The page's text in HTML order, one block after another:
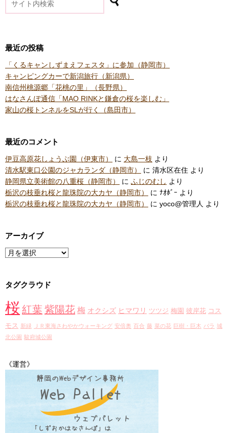
最近の投稿
「くるキャンしずまえフェスタ」に参加（静岡市）
キャンピングカーで新潟旅行（新潟県）
南信州桃源郷「花桃の里」（長野県）
はなさんぽ通信「MAO RINKと鎌倉の桜を楽しむ」
家山の桜トンネルをSLが行く（島田市）
最近のコメント
伊豆高原花しょうぶ園（伊東市） に 大島一枝 より
清水駅東口公園のジャカランダ（静岡市）
に 清水区在住 より
静岡県立美術館の八重桜（静岡市）
に ふじのむし より
栃沢の枝垂れ桜と龍珠院の大カヤ（静岡市）
に ﾅｵﾎﾞｰ より
栃沢の枝垂れ桜と龍珠院の大カヤ（静岡市）
に yoco@管理人 より
アーカイブ
ア
イ
タグクラウド
桜 紅葉 紫陽花 梅 オクシズ ヒマワリ ツツジ 梅園 彼岸花 コス
モス 新緑 ＪＲ東海さわやかウォーキング 安倍奥 百合 藤 菜の花 巨樹・巨木 バラ 城
北公園 駿府城公園
《運営》